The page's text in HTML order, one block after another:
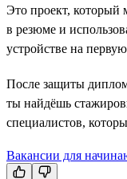
Это проект, который
в резюме и
устройстве на
После защиты
ты найдёшь
специалистов,
Вакансии для